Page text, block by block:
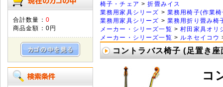
合計数量： 0
商品金額： 0円
椅子・チェア >折畳みイス
業務用家具シリーズ > 業務用椅子(作業
業務用家具シリーズ > 業務用折り畳み椅
メーカー・シリーズ一覧 >村田家具オリ
メーカー・シリーズ一覧 > ルネセイコウ
コントラバス椅子 (足置き座
コ